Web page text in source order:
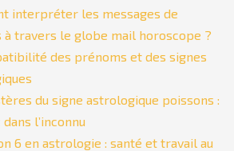
interpréter les messages de
à travers le globe mail horoscope ?
des prénoms et des signes
du signe astrologique poissons :
l’inconnu
6 en astrologie : santé et travail au